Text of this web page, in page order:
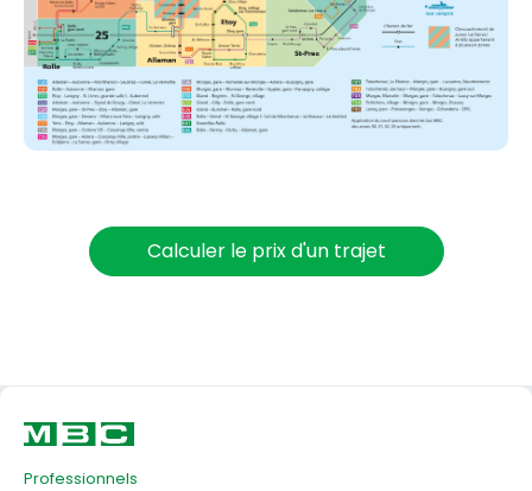
Calculer le prix d'un trajet
Professionnels